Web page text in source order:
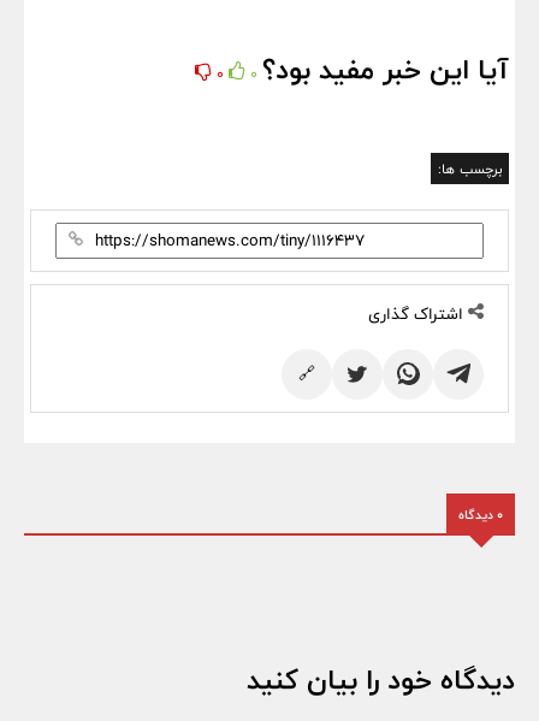
آیا این خبر مفید بود؟ 0
0
برچسب ها:
اشتراک گذاری
🔗
0 دیدگاه
دیدگاه خود را بیان کنید